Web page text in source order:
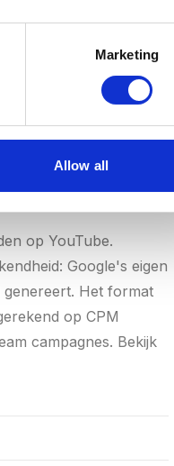
Marketing
Allow all
kijkers met een trage
op YouTube.
Google's eigen
Het format
op CPM
campagnes. Bekijk